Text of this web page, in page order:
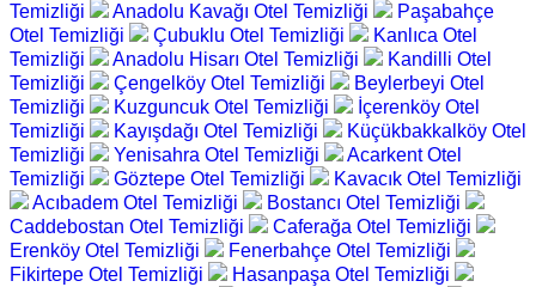
Temizliği
Anadolu Kavağı Otel Temizliği
Paşabahçe
Otel Temizliği
Çubuklu Otel Temizliği
Kanlıca Otel
Temizliği
Anadolu Hisarı Otel Temizliği
Kandilli Otel
Temizliği
Çengelköy Otel Temizliği
Beylerbeyi Otel
Temizliği
Kuzguncuk Otel Temizliği
İçerenköy Otel
Temizliği
Kayışdağı Otel Temizliği
Küçükbakkalköy Otel
Temizliği
Yenisahra Otel Temizliği
Acarkent Otel
Temizliği
Göztepe Otel Temizliği
Kavacık Otel Temizliği
Acıbadem Otel Temizliği
Bostancı Otel Temizliği
Caddebostan Otel Temizliği
Caferağa Otel Temizliği
Erenköy Otel Temizliği
Fenerbahçe Otel Temizliği
Fikirtepe Otel Temizliği
Hasanpaşa Otel Temizliği